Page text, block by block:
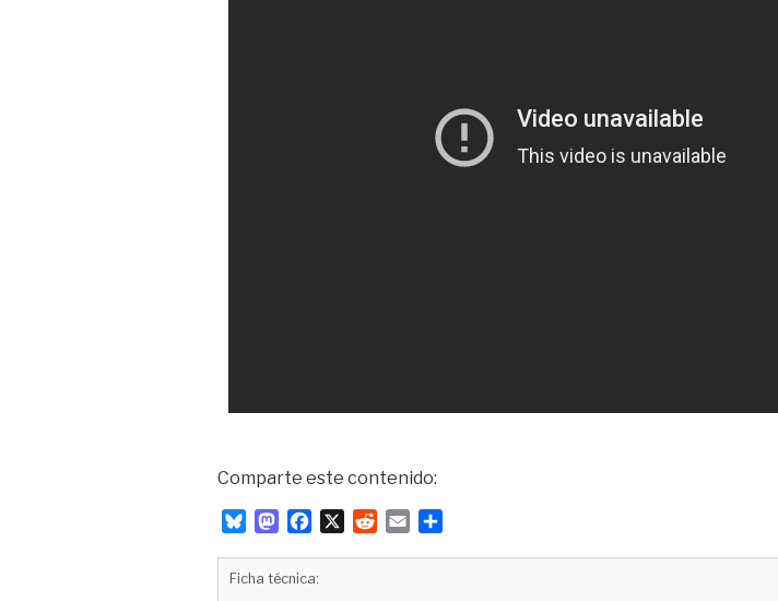
Comparte este contenido:
u
M
s
X
Ficha técnica: